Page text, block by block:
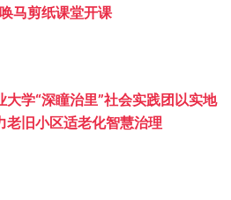
马剪纸课堂开课
大学“深瞳治里”社会实践团以实地
老旧小区适老化智慧治理